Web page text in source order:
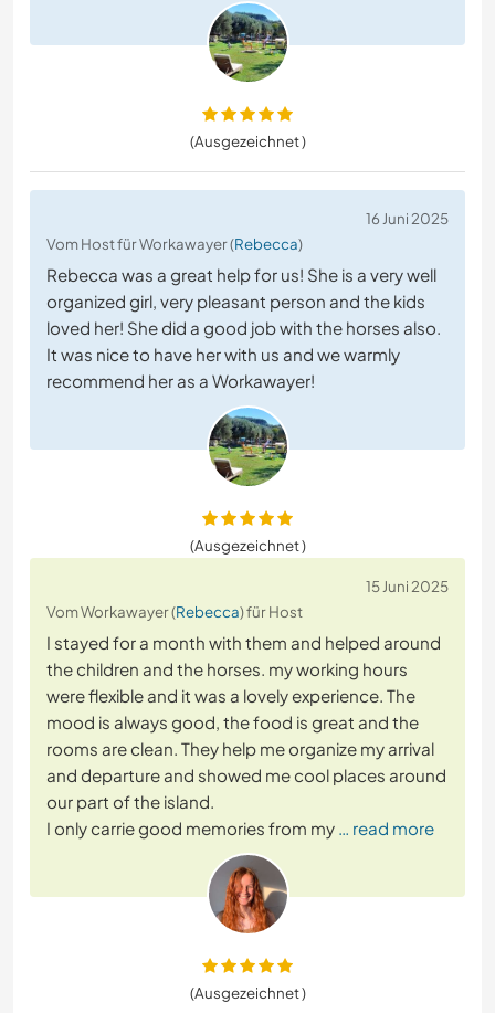
(Ausgezeichnet )
16 Juni 2025
Vom Host für Workawayer (Rebecca)
Rebecca was a great help for us! She is a very well
organized girl, very pleasant person and the kids
loved her! She did a good job with the horses also.
It was nice to have her with us and we warmly
recommend her as a Workawayer!
(Ausgezeichnet )
15 Juni 2025
Vom Workawayer (Rebecca) für Host
I stayed for a month with them and helped around
the children and the horses. my working hours
were flexible and it was a lovely experience. The
mood is always good, the food is great and the
rooms are clean. They help me organize my arrival
and departure and showed me cool places around
our part of the island.
I only carrie good memories from my … read more
(Ausgezeichnet )